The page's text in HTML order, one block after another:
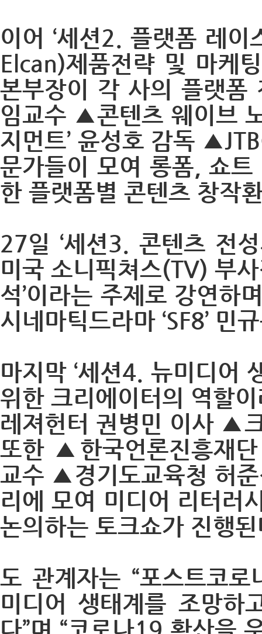
이어 ‘세션2. 플랫폼 레
Elcan)제품전략 및 마케
본부장이 각 사의 플랫
임교수 ▲콘텐츠 웨이브
지먼트’ 윤성호 감독
문가들이 모여 롱폼, 쇼
한 플랫폼별 콘텐츠 창작
27일 ‘세션3. 콘텐츠 전
미국 소니픽쳐스(TV) 부
석’이라는 주제로 강연
시네마틱드라마 ‘SF8’
마지막 ‘세션4. 뉴미디어
위한 크리에이터의 역할
레져헌터 권병민 이사 ▲
또한 ▲한국언론진흥재
교수 ▲경기도교육청 허
리에 모여 미디어 리터러
논의하는 토크쇼가 진행
도 관계자는 “포스트코
미디어 생태계를 조망